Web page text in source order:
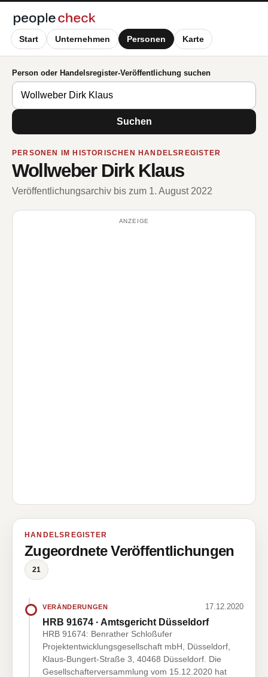
Start Unternehmen Personen Karte
Person oder Handelsregister-Veröffentlichung suchen
Suchen
PERSONEN IM HISTORISCHEN HANDELSREGISTER
Wollweber Dirk Klaus
Veröffentlichungsarchiv bis zum 1. August 2022
ANZEIGE
HANDELSREGISTER
Zugeordnete Veröffentlichungen
21
VERÄNDERUNGEN 17.12.2020
HRB 91674 · Amtsgericht Düsseldorf
HRB 91674: Benrather Schloßufer
Projektentwicklungsgesellschaft mbH, Düsseldorf,
Klaus-Bungert-Straße 3, 40468 Düsseldorf. Die
Gesellschafterversammlung vom 15.12.2020 hat